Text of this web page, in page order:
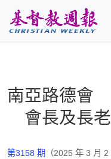
南亞路德會
會長及長
第3158 期 （2025 年 3 月 2